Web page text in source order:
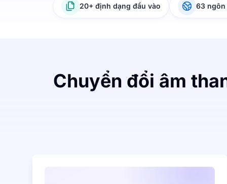
20+ định dạng đầu vào 63 ngôn
Chuyển đổi âm